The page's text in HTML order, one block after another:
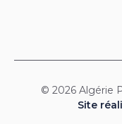
© 2026 Algérie
Site